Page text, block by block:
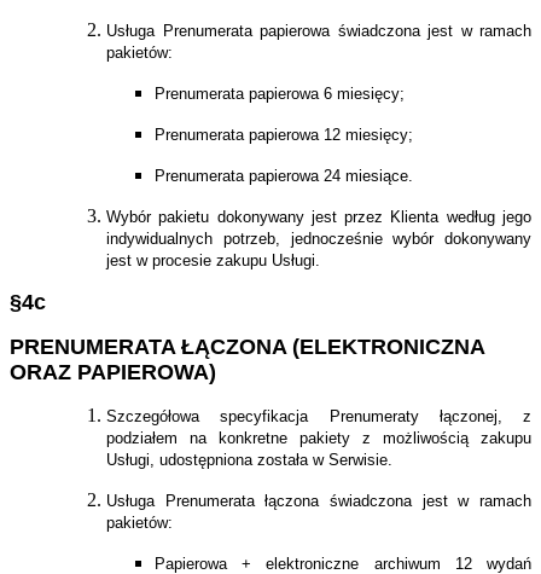
Usługa Prenumerata papierowa świadczona jest w ramach
pakietów:
Prenumerata papierowa 6 miesięcy;
Prenumerata papierowa 12 miesięcy;
Prenumerata papierowa 24 miesiące.
Wybór pakietu dokonywany jest przez Klienta według jego
indywidualnych potrzeb, jednocześnie wybór dokonywany
jest w procesie zakupu Usługi.
§4c
PRENUMERATA ŁĄCZONA (ELEKTRONICZNA
ORAZ PAPIEROWA)
Szczegółowa specyfikacja Prenumeraty łączonej, z
podziałem na konkretne pakiety z możliwością zakupu
Usługi, udostępniona została w Serwisie.
Usługa Prenumerata łączona świadczona jest w ramach
pakietów:
Papierowa + elektroniczne archiwum 12 wydań